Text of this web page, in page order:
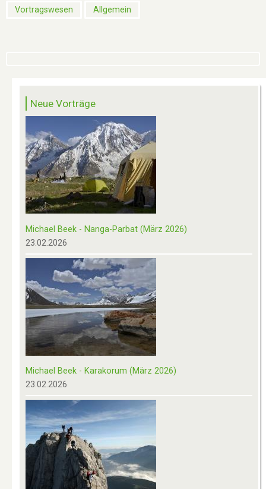
Vortragswesen Allgemein
Neue Vorträge
Michael Beek - Nanga-Parbat (März 2026)
23.02.2026
Michael Beek - Karakorum (März 2026)
23.02.2026